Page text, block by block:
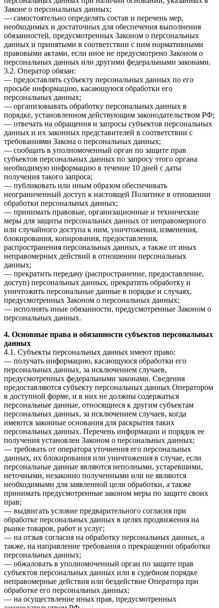
Законе о персональных данных;
— самостоятельно определять состав и перечень мер,
необходимых и достаточных для обеспечения выполнения
обязанностей, предусмотренных Законом о персональных
данных и принятыми в соответствии с ним нормативными
правовыми актами, если иное не предусмотрено Законом о
персональных данных или другими федеральными законами.
3.2. Оператор обязан:
— предоставлять субъекту персональных данных по его
просьбе информацию, касающуюся обработки его
персональных данных;
— организовывать обработку персональных данных в
порядке, установленном действующим законодательством РФ;
— отвечать на обращения и запросы субъектов персональных
данных и их законных представителей в соответствии с
требованиями Закона о персональных данных;
— сообщать в уполномоченный орган по защите прав
субъектов персональных данных по запросу этого органа
необходимую информацию в течение 10 дней с даты
получения такого запроса;
— публиковать или иным образом обеспечивать
неограниченный доступ к настоящей Политике в отношении
обработки персональных данных;
— принимать правовые, организационные и технические
меры для защиты персональных данных от неправомерного
или случайного доступа к ним, уничтожения, изменения,
блокирования, копирования, предоставления,
распространения персональных данных, а также от иных
неправомерных действий в отношении персональных
данных;
— прекратить передачу (распространение, предоставление,
доступ) персональных данных, прекратить обработку и
уничтожить персональные данные в порядке и случаях,
предусмотренных Законом о персональных данных;
— исполнять иные обязанности, предусмотренные Законом о
персональных данных.
4. Основные права и обязанности субъектов персональных
данных
4.1. Субъекты персональных данных имеют право:
— получать информацию, касающуюся обработки его
персональных данных, за исключением случаев,
предусмотренных федеральными законами. Сведения
предоставляются субъекту персональных данных Оператором
в доступной форме, и в них не должны содержаться
персональные данные, относящиеся к другим субъектам
персональных данных, за исключением случаев, когда
имеются законные основания для раскрытия таких
персональных данных. Перечень информации и порядок ее
получения установлен Законом о персональных данных;
— требовать от оператора уточнения его персональных
данных, их блокирования или уничтожения в случае, если
персональные данные являются неполными, устаревшими,
неточными, незаконно полученными или не являются
необходимыми для заявленной цели обработки, а также
принимать предусмотренные законом меры по защите своих
прав;
— выдвигать условие предварительного согласия при
обработке персональных данных в целях продвижения на
рынке товаров, работ и услуг;
— на отзыв согласия на обработку персональных данных, а
также, на направление требования о прекращении обработки
персональных данных;
— обжаловать в уполномоченный орган по защите прав
субъектов персональных данных или в судебном порядке
неправомерные действия или бездействие Оператора при
обработке его персональных данных;
— на осуществление иных прав, предусмотренных